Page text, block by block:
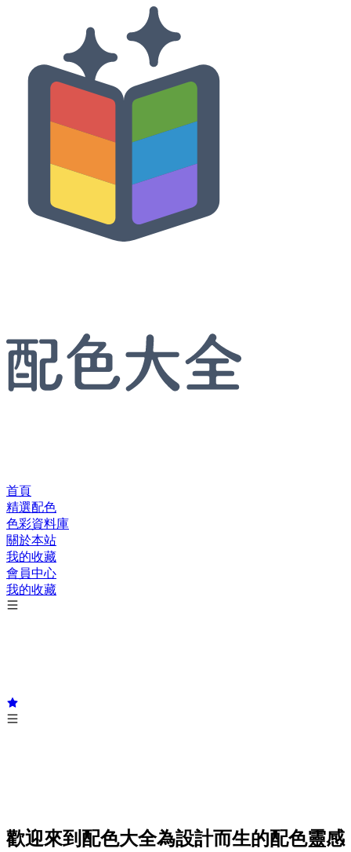
首頁
精選配色
色彩資料庫
關於本站
我的收藏
會員中心
我的收藏
歡迎來到配色大全為設計而生的配色靈感